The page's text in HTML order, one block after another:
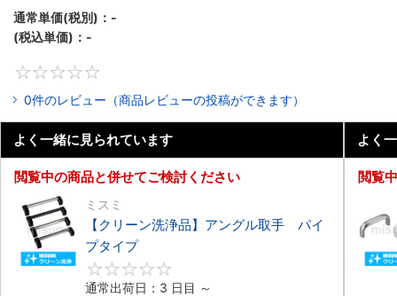
通常単価(税別)： -
(税込単価)： -
0件のレビュー（商品レビューの投稿ができます）
よく一緒に見られています
閲覧中の商品と併せてご検討ください
ミスミ
【クリーン洗浄品】アングル取手 パイ
プタイプ
通常出荷日：3 日目 ～
よく
閲覧